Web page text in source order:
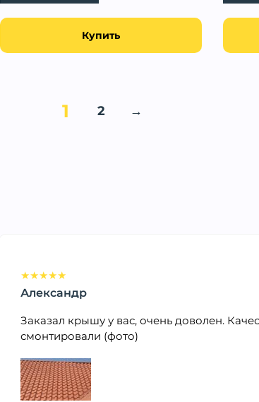
Купить
1 2 →
★★★★★
Александр
Заказал крышу у вас, очень доволен.
смонтировали (фото)